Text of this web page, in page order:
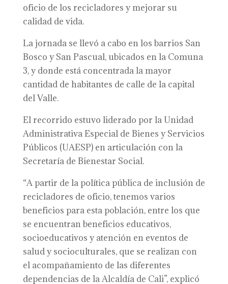
oficio de los recicladores y mejorar su
calidad de vida.
La jornada se llevó a cabo en los barrios San
Bosco y San Pascual, ubicados en la Comuna
3, y donde está concentrada la mayor
cantidad de habitantes de calle de la capital
del Valle.
El recorrido estuvo liderado por la Unidad
Administrativa Especial de Bienes y Servicios
Públicos (UAESP) en articulación con la
Secretaría de Bienestar Social.
“A partir de la política pública de inclusión de
recicladores de oficio, tenemos varios
beneficios para esta población, entre los que
se encuentran beneficios educativos,
socioeducativos y atención en eventos de
salud y socioculturales, que se realizan con
el acompañamiento de las diferentes
dependencias de la Alcaldía de Cali”, explicó